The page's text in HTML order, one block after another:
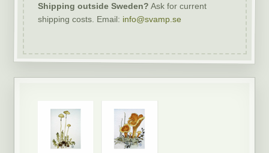
Shipping outside Sweden? Ask for current
shipping costs. Email: info@svamp.se